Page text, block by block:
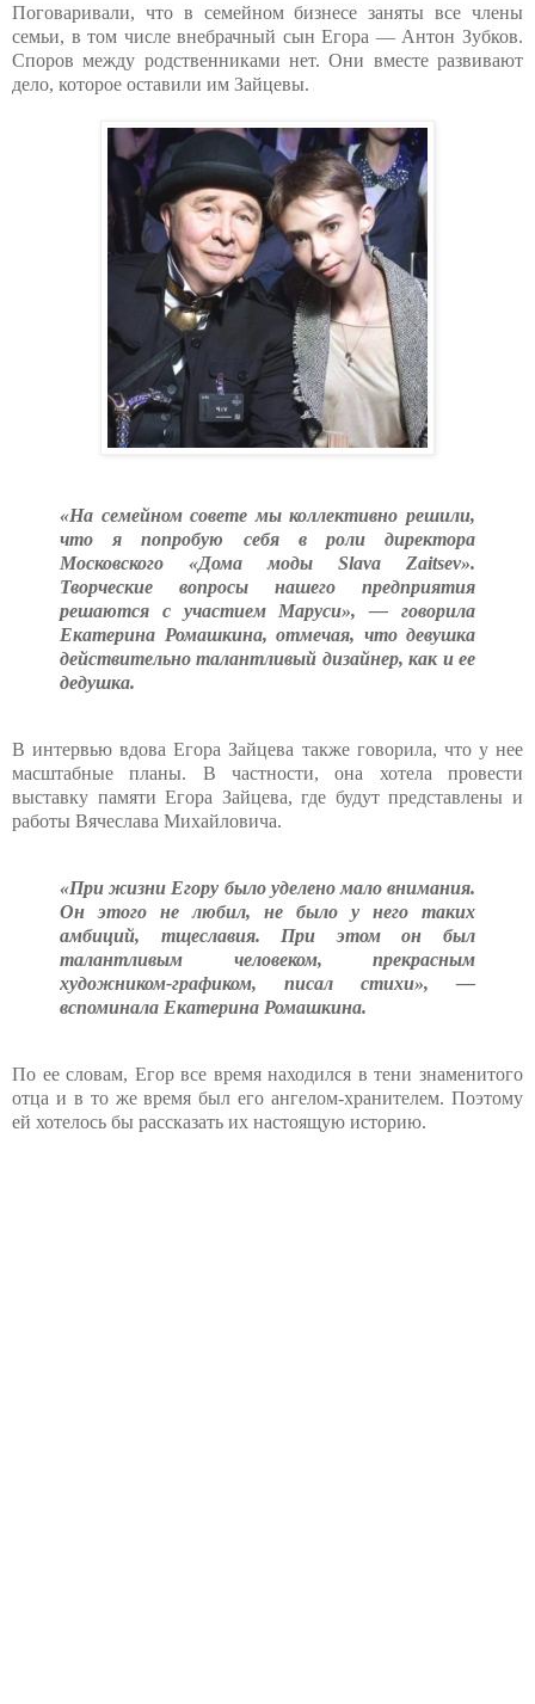
Поговаривали, что в семейном бизнесе заняты все члены
семьи, в том числе внебрачный сын Егора — Антон Зубков.
Споров между родственниками нет. Они вместе развивают
дело, которое оставили им Зайцевы.
«На семейном совете мы коллективно решили,
что я попробую себя в роли директора
Московского «Дома моды Slava Zaitsev».
Творческие вопросы нашего предприятия
решаются с участием Маруси», — говорила
Екатерина Ромашкина, отмечая, что девушка
действительно талантливый дизайнер, как и ее
дедушка.
В интервью вдова Егора Зайцева также говорила, что у нее
масштабные планы. В частности, она хотела провести
выставку памяти Егора Зайцева, где будут представлены и
работы Вячеслава Михайловича.
«При жизни Егору было уделено мало внимания.
Он этого не любил, не было у него таких
амбиций, тщеславия. При этом он был
талантливым человеком, прекрасным
художником-графиком, писал стихи», —
вспоминала Екатерина Ромашкина.
По ее словам, Егор все время находился в тени знаменитого
отца и в то же время был его ангелом-хранителем. Поэтому
ей хотелось бы рассказать их настоящую историю.